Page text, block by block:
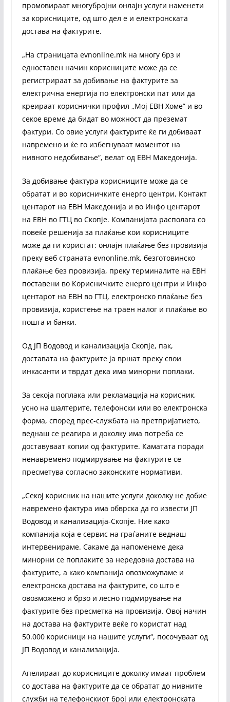
промовираат многубројни онлајн услуги наменети
за корисниците, од што дел е и електронската
достава на фактурите.
„На страницата evnonline.mk на многу брз и
едноставен начин корисниците може да се
регистрираат за добивање на фактурите за
електрична енергија по електронски пат или да
креираат кориснички профил „Мој ЕВН Хоме” и во
секое време да бидат во можност да преземат
фактури. Со овие услуги фактурите ќе ги добиваат
навремено и ќе го избегнуваат моментот на
нивното недобивање“, велат од ЕВН Македонија.
За добивање фактура корисниците може да се
обратат и во корисничките енерго центри, Контакт
центарот на ЕВН Македонија и во Инфо центарот
на ЕВН во ГТЦ во Скопје. Компанијата располага со
повеќе решенија за плаќање кои корисниците
може да ги користат: онлајн плаќање без провизија
преку веб страната evnonline.mk, безготовинско
плаќање без провизија, преку терминалите на ЕВН
поставени во Корисничките енерго центри и Инфо
центарот на ЕВН во ГТЦ, електронско плаќање без
провизија, користење на траен налог и плаќање во
пошта и банки.
Од ЈП Водовод и канализација Скопје, пак,
доставата на фактурите ја вршат преку свои
инкасанти и тврдат дека има минорни поплаки.
За секоја поплака или рекламација на корисник,
усно на шалтерите, телефонски или во електронска
форма, според прес-службата на претпријатието,
веднаш се реагира и доколку има потреба се
доставуваат копии од фактурите. Каматата поради
ненавремено подмирување на фактурите се
пресметува согласно законските нормативи.
„Секој корисник на нашите услуги доколку не добие
навремено фактура има обврска да го извести ЈП
Водовод и канализација-Скопје. Ние како
компанија која е сервис на граѓаните веднаш
интервенираме. Сакаме да напоменеме дека
минорни се поплаките за нередовна достава на
фактурите, а како компанија овозможуваме и
електронска достава на фактурите, со што е
овозможено и брзо и лесно подмирување на
фактурите без пресметка на провизија. Овој начин
на достава на фактурите веќе го користат над
50.000 корисници на нашите услуги“, посочуваат од
ЈП Водовод и канализација.
Апелираат до корисниците доколку имаат проблем
со достава на фактурите да се обратат до нивните
служби на телефонскиот број или електронската